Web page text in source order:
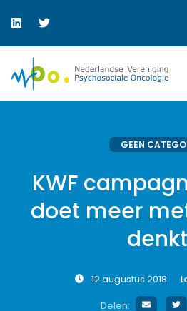
GEEN
KWF
doet meer
12 augustus 2018
Delen: